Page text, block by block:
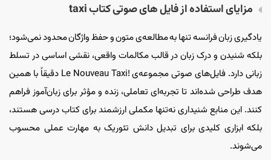
مزایای استفاده از فایل های صوتی کتاب taxi
یادگیری زبان فرانسه تنها به مطالعه‌ی متون و حفظ واژگان محدود نمی‌شود؛
بلکه شنیدن و درک زبان در قالب مکالمات واقعی، نقشی اساسی در تسلط
زبانی دارد. فایل‌های صوتی مجموعه‌ی !Le Nouveau Taxi دقیقاً با همین
هدف طراحی شده‌اند تا تجربه‌ای تعاملی، زنده و مؤثر برای زبان‌آموز فراهم
کنند. این منابع شنیداری نه‌تنها مکملی ارزشمند برای کتاب درسی هستند،
بلکه ابزاری کلیدی برای تبدیل دانش تئوریک به مهارت عملی محسوب
می‌شوند.